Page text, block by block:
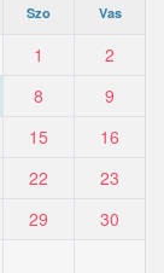
Szo Vas
1
2
8
9
15
16
22
23
29
30